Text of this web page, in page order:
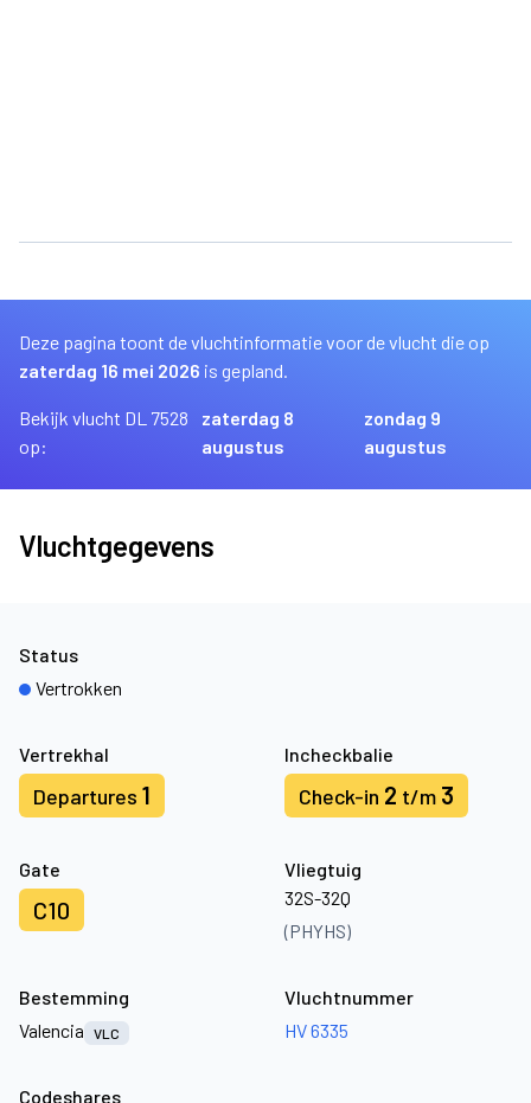
Deze pagina toont de vluchtinformatie voor de vlucht die op
zaterdag 16 mei 2026 is gepland.
Bekijk vlucht DL 7528
op:
zaterdag 8
augustus
zondag 9
augustus
Vluchtgegevens
Vertrekhal
Departures 1
Incheckbalie
Check-in 2 t/m 3
Gate
C10
Vliegtuig
32S-32Q
(PHYHS)
Status
Vertrokken
Bestemming
Valencia
VLC
Vluchtnummer
HV 6335
Codeshares